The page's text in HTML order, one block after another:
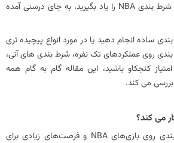
دهد. اگر می خواهید نکات شرط بندی NBA را یاد بگیرید، به جای درستی آمده
ساده انجام دهید یا در مورد انواع پیچیده تری
روی عملکردهای تک نفره، شرط بندی های آتی،
کنجکاو باشید، این مقاله گام به گام همه
بررسی می کند.
راه‌های مختلفی برای شرط‌بندی روی بازی‌های NBA و فرصت‌های زیادی برای